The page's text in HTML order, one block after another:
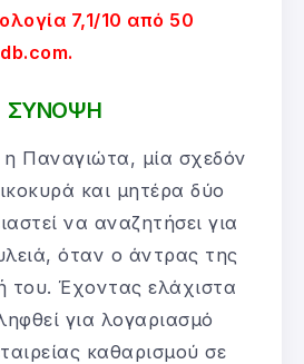
7,1/10 από 50
ΣΥΝΟΨΗ
η Παναγιώτα, μία σχεδόν
και μητέρα δύο
να αναζητήσει για
όταν ο άντρας της
του. Έχοντας ελάχιστα
για λογαριασμό
καθαρισμού σε